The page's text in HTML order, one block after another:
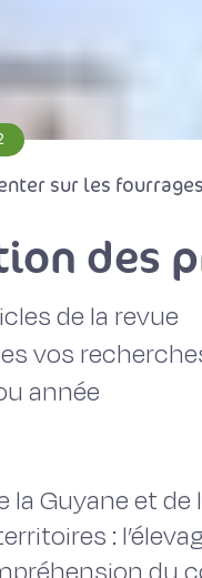
sur les
des
de la revue
vos
année
la Guyane et
: